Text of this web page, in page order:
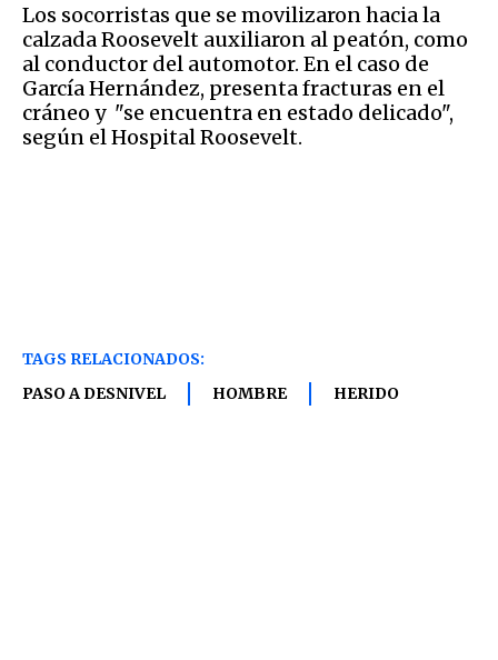
Los socorristas que se movilizaron hacia la
calzada Roosevelt auxiliaron al peatón, como
al conductor del automotor. En el caso de
García Hernández, presenta fracturas en el
cráneo y "se encuentra en estado delicado",
según el Hospital Roosevelt.
TAGS RELACIONADOS:
PASO A DESNIVEL
HOMBRE HERIDO